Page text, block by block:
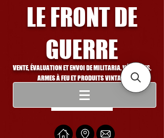
LE FRONT DE
GUERRE
VENTE, ÉVALUATION ET ENVOI DE MILITARIA, VÉHICULES,
ARMES À FEU ET PRODUITS VINTAGE
Se connecter